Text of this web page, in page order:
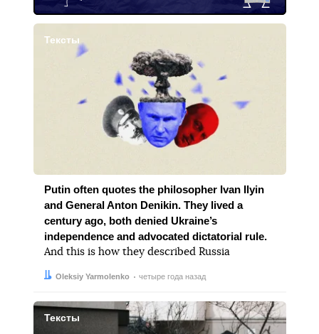
Тексты
Putin often quotes the philosopher Ivan Ilyin
and General Anton Denikin. They lived a
century ago, both denied Ukraine’s
independence and advocated dictatorial rule.
And this is how they described Russia
Автор:
Oleksiy Yarmolenko
Дата: четыре года назад
Тексты